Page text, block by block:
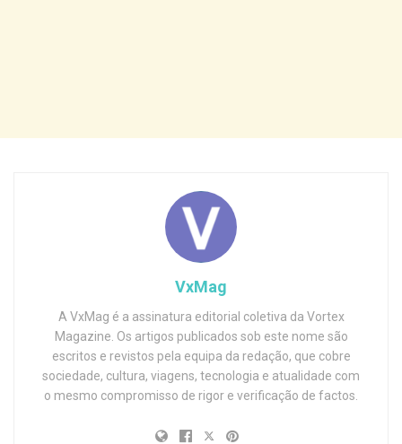
VxMag
A VxMag é a assinatura editorial coletiva da Vortex
Magazine. Os artigos publicados sob este nome são
escritos e revistos pela equipa da redação, que cobre
sociedade, cultura, viagens, tecnologia e atualidade com
o mesmo compromisso de rigor e verificação de factos.